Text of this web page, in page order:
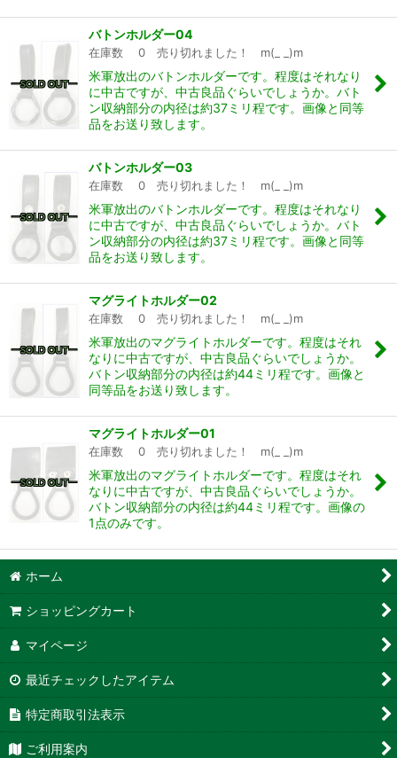
バトンホルダー04
在庫数 0 売り切れました！ m(_ _)m
米軍放出のバトンホルダーです。程度はそれなり
に中古ですが、中古良品ぐらいでしょうか。バト
ン収納部分の内径は約37ミリ程です。画像と同等
品をお送り致します。
バトンホルダー03
在庫数 0 売り切れました！ m(_ _)m
米軍放出のバトンホルダーです。程度はそれなり
に中古ですが、中古良品ぐらいでしょうか。バト
ン収納部分の内径は約37ミリ程です。画像と同等
品をお送り致します。
マグライトホルダー02
在庫数 0 売り切れました！ m(_ _)m
米軍放出のマグライトホルダーです。程度はそれ
なりに中古ですが、中古良品ぐらいでしょうか。
バトン収納部分の内径は約44ミリ程です。画像と
同等品をお送り致します。
マグライトホルダー01
在庫数 0 売り切れました！ m(_ _)m
米軍放出のマグライトホルダーです。程度はそれ
なりに中古ですが、中古良品ぐらいでしょうか。
バトン収納部分の内径は約44ミリ程です。画像の
1点のみです。
ホーム
ショッピングカート
マイページ
最近チェックしたアイテム
特定商取引法表示
ご利用案内